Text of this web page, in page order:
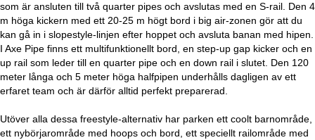
som är ansluten till två quarter pipes och avslutas med en S-rail. Den 4
m höga kickern med ett 20-25 m högt bord i big air-zonen gör att du
kan gå in i slopestyle-linjen efter hoppet och avsluta banan med hipen.
I Axe Pipe finns ett multifunktionellt bord, en step-up gap kicker och en
up rail som leder till en quarter pipe och en down rail i slutet. Den 120
meter långa och 5 meter höga halfpipen underhålls dagligen av ett
erfaret team och är därför alltid perfekt preparerad.
Utöver alla dessa freestyle-alternativ har parken ett coolt barnområde,
ett nybörjarområde med hoops och bord, ett speciellt railområde med